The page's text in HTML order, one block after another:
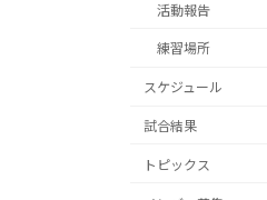
活動報告
練習場所
スケジュール
試合結果
トピックス